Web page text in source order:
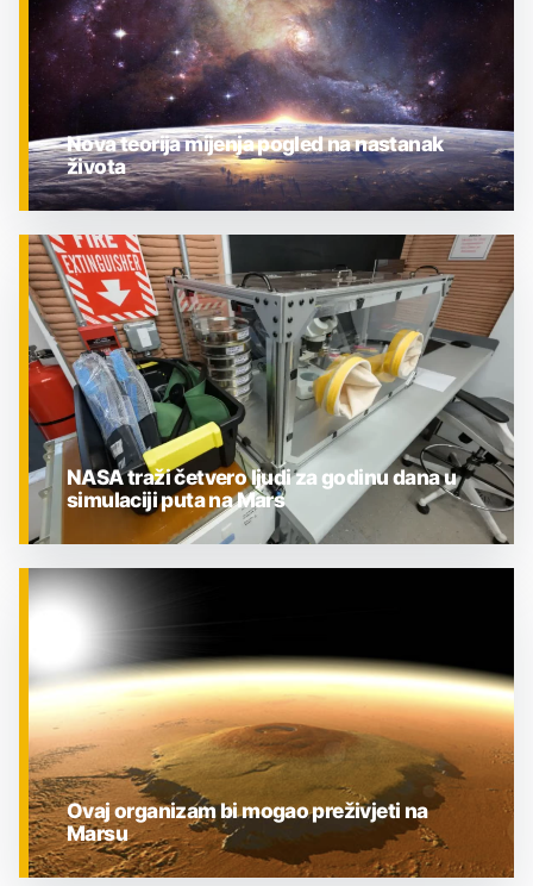
ZNANOST
Nova teorija mijenja pogled na nastanak
života
ZNANOST
NASA traži četvero ljudi za godinu dana u
simulaciji puta na Mars
Ovaj organizam bi mogao preživjeti na
Marsu